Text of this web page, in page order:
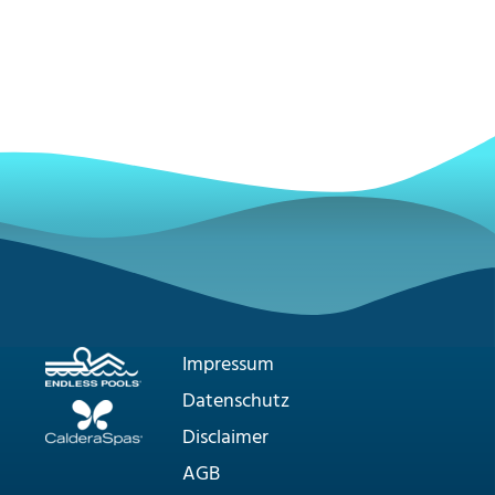
Impressum
Datenschutz
Disclaimer
AGB